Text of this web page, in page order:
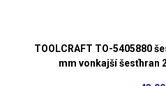
TOOLCRAFT TO-5405880
mm vonkajší šesťhran